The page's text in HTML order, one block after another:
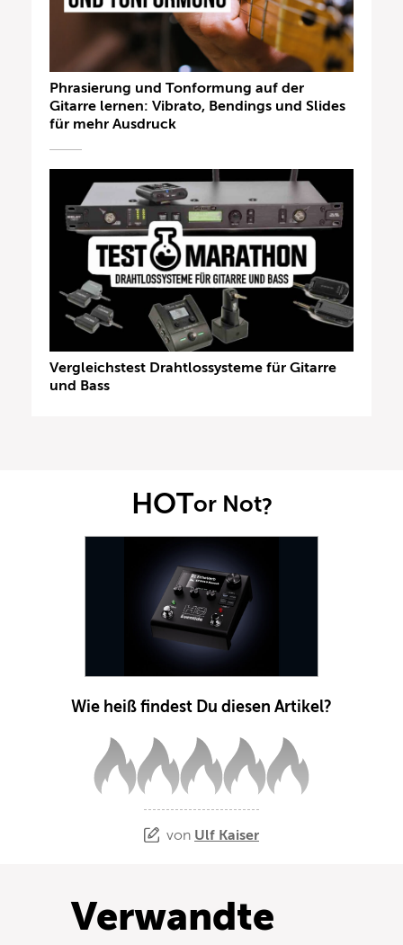
Phrasierung und Tonformung auf der
Gitarre lernen: Vibrato, Bendings und Slides
für mehr Ausdruck
Vergleichstest Drahtlossysteme für Gitarre
und Bass
HOTor Not?
Wie heiß findest Du diesen Artikel?
von Ulf Kaiser
Verwandte